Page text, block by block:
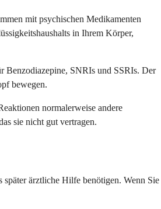
mit psychischen Medikamenten
in Ihrem Körper,
Benzodiazepine, SNRIs und SSRIs. Der
bewegen.
normalerweise andere
sie nicht gut vertragen.
später ärztliche Hilfe benötigen. Wenn Sie